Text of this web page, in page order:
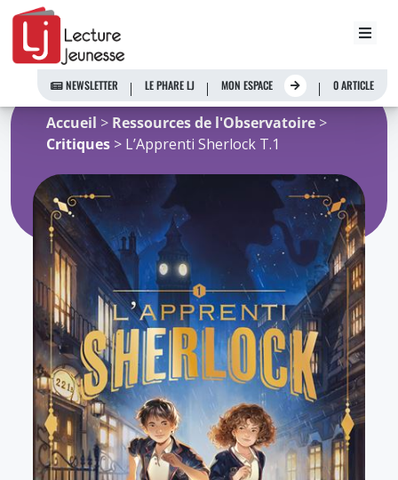
Aller
contenu
NEWSLETTER LE PHARE LJ MON ESPACE 0 ARTICLE
Accueil > Ressources de l'Observatoire >
Critiques > L’Apprenti Sherlock T.1